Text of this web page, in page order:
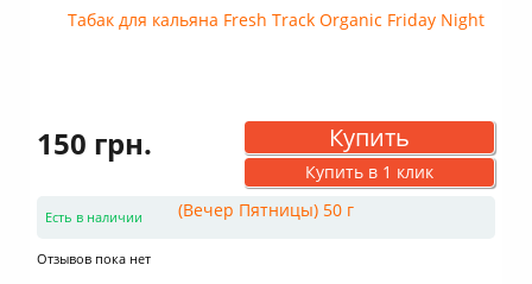
150 грн. Купить
Купить в 1 клик
Есть в наличии
Отзывов пока нет